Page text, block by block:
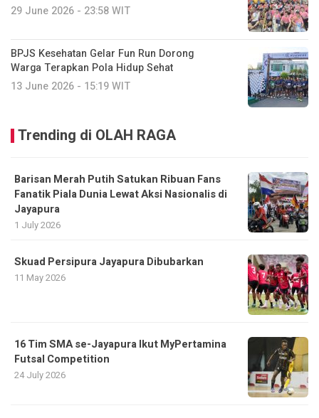
29 June 2026 - 23:58 WIT
BPJS Kesehatan Gelar Fun Run Dorong
Warga Terapkan Pola Hidup Sehat
13 June 2026 - 15:19 WIT
Trending di OLAH RAGA
Barisan Merah Putih Satukan Ribuan Fans
Fanatik Piala Dunia Lewat Aksi Nasionalis di
Jayapura
1 July 2026
Skuad Persipura Jayapura Dibubarkan
11 May 2026
16 Tim SMA se-Jayapura Ikut MyPertamina
Futsal Competition
24 July 2026